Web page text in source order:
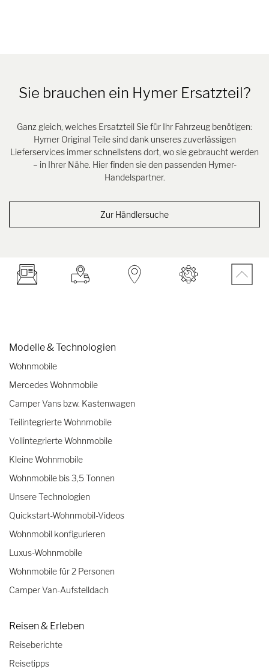
Sie brauchen ein Hymer Ersatzteil?
Ganz gleich, welches Ersatzteil Sie für Ihr Fahrzeug benötigen:
Hymer Original Teile sind dank unseres zuverlässigen
Lieferservices immer schnellstens dort, wo sie gebraucht werden
– in Ihrer Nähe. Hier finden sie den passenden Hymer-
Handelspartner.
Zur Händlersuche
Modelle & Technologien
Wohnmobile
Mercedes Wohnmobile
Camper Vans bzw. Kastenwagen
Teilintegrierte Wohnmobile
Vollintegrierte Wohnmobile
Kleine Wohnmobile
Wohnmobile bis 3,5 Tonnen
Unsere Technologien
Quickstart-Wohnmobil-Videos
Wohnmobil konfigurieren
Luxus-Wohnmobile
Wohnmobile für 2 Personen
Camper Van-Aufstelldach
Reisen & Erleben
Reiseberichte
Reisetipps